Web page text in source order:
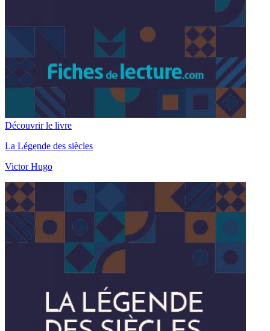
Découvrir le livre
La Légende des siècles
Victor Hugo